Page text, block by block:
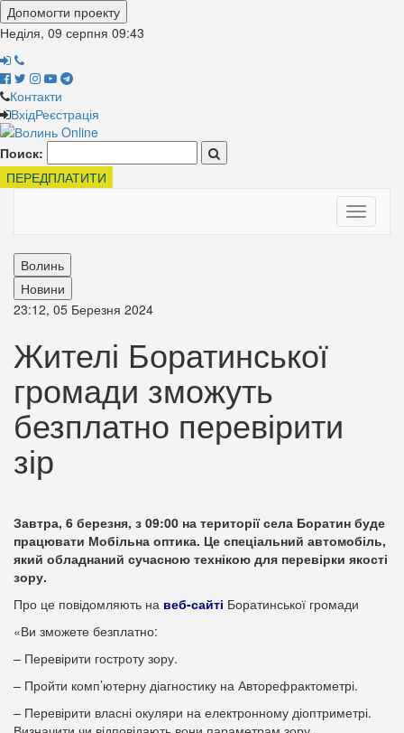
Допомогти проекту
Неділя, 09 серпня 09:43
Контакти
ВхідРеєстрація
Поиск:
ПЕРЕДПЛАТИТИ
Toggle
Волинь
Новини
23:12, 05 Березня 2024
Жителі Боратинської
громади зможуть
безплатно перевірити
зір
Завтра, 6 березня, з 09:00 на території села Боратин буде
працювати Мобільна оптика. Це спеціальний автомобіль,
який обладнаний сучасною технікою для перевірки якості
зору.
Про це повідомляють на веб-сайті Боратинської громади
«Ви зможете безплатно:
– Перевірити гостроту зору.
– Пройти комп’ютерну діагностику на Авторефрактометрі.
– Перевірити власні окуляри на електронному діоптриметрі.